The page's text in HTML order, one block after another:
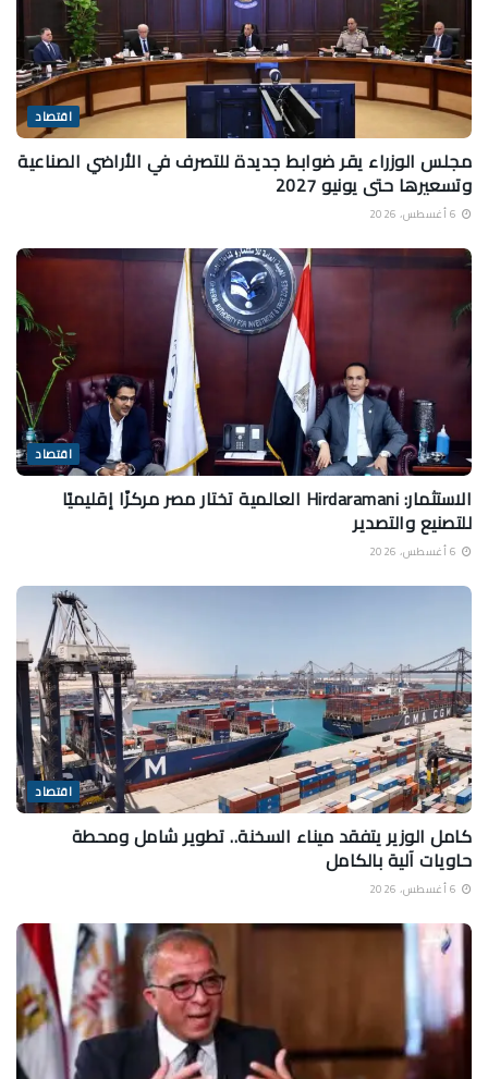
اقتصاد
مجلس الوزراء يقر ضوابط جديدة للتصرف في الأراضي الصناعية
وتسعيرها حتى يونيو 2027
اقتصاد
الاستثمار: Hirdaramani العالمية تختار مصر مركزًا إقليميًا
للتصنيع والتصدير
اقتصاد
كامل الوزير يتفقد ميناء السخنة.. تطوير شامل ومحطة
حاويات آلية بالكامل